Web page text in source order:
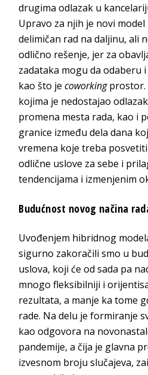
drugima odlazak u
Upravo za njih je novi
delimičan rad na daljinu, ali
odlično rešenje, jer za
zadataka mogu da odaberu
kao što jecoworkingprostor.
kojima je nedostajao
promena mesta rada, kao i
granice između dela dana
vremena koje treba
odlične uslove za sebe i
tendencijama i izmenjenim
Budućnost novog načina
Uvođenjem hibridnog
sigurno zakoračili smo u
uslova, koji će od sada pa
mnogo fleksibilniji i
rezultata, a manje ka tome
rade. Na delu je formiranje
kao odgovora na
pandemije, a čija je glavna
izvesnom broju slučajeva,